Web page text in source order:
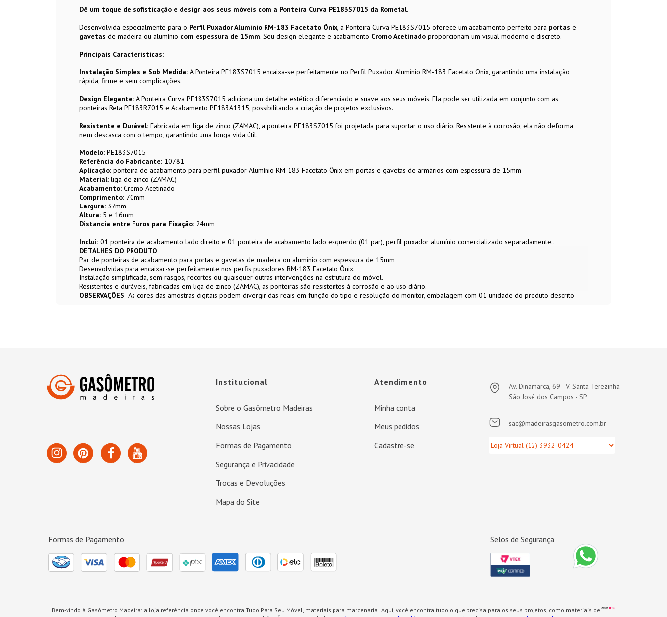
Dê um toque de sofisticação e design aos seus móveis com a Ponteira Curva PE183S7015 da Rometal.
Desenvolvida especialmente para o Perfil Puxador Alumínio RM-183 Facetato Ônix, a Ponteira Curva PE183S7015 oferece um acabamento perfeito para portas e
gavetas de madeira ou alumínio com espessura de 15mm. Seu design elegante e acabamento Cromo Acetinado proporcionam um visual moderno e discreto.
Principais Características:
Instalação Simples e Sob Medida: A Ponteira PE183S7015 encaixa-se perfeitamente no Perfil Puxador Alumínio RM-183 Facetato Ônix, garantindo uma instalação
rápida, firme e sem complicações.
Design Elegante: A Ponteira Curva PE183S7015 adiciona um detalhe estético diferenciado e suave aos seus móveis. Ela pode ser utilizada em conjunto com as
ponteiras Reta PE183R7015 e Acabamento PE183A1315, possibilitando a criação de projetos exclusivos.
Resistente e Durável: Fabricada em liga de zinco (ZAMAC), a ponteira PE183S7015 foi projetada para suportar o uso diário. Resistente à corrosão, ela não deforma
nem descasca com o tempo, garantindo uma longa vida útil.
Modelo: PE183S7015
Referência do Fabricante: 10781
Aplicação: ponteira de acabamento para perfil puxador Alumínio RM-183 Facetato Ônix em portas e gavetas de armários com espessura de 15mm
Material: liga de zinco (ZAMAC)
Acabamento: Cromo Acetinado
Comprimento: 70mm
Largura: 37mm
Altura: 5 e 16mm
Distancia entre Furos para Fixação: 24mm
Inclui: 01 ponteira de acabamento lado direito e 01 ponteira de acabamento lado esquerdo (01 par), perfil puxador alumínio comercializado separadamente..
DETALHES DO PRODUTO
Par de ponteiras de acabamento para portas e gavetas de madeira ou alumínio com espessura de 15mm
Desenvolvidas para encaixar-se perfeitamente nos perfis puxadores RM-183 Facetato Ônix.
Instalação simplificada, sem rasgos, recortes ou quaisquer outras intervenções na estrutura do móvel.
Resistentes e duráveis, fabricadas em liga de zinco (ZAMAC), as ponteiras são resistentes à corrosão e ao uso diário.
OBSERVAÇÕES As cores das amostras digitais podem divergir das reais em função do tipo e resolução do monitor, embalagem com 01 unidade do produto descrito
Institucional
Sobre o Gasômetro Madeiras
Nossas Lojas
Formas de Pagamento
Segurança e Privacidade
Trocas e Devoluções
Mapa do Site
Atendimento
Minha conta
Meus pedidos
Cadastre-se
Av. Dinamarca, 69 - V. Santa Terezinha
São José dos Campos - SP
sac@madeirasgasometro.com.br
Formas de Pagamento Selos de Segurança
Bem-vindo à Gasômetro Madeira: a loja referência onde você encontra Tudo Para Seu Móvel, materiais para marcenaria! Aqui, você encontra tudo o que precisa para os seus projetos, como materiais de